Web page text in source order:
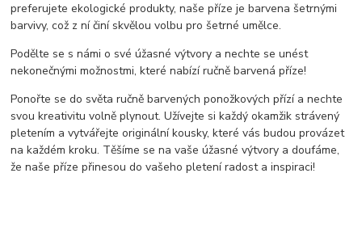
preferujete ekologické produkty, naše příze je barvena šetrnými
barvivy, což z ní činí skvělou volbu pro šetrné umělce.
Podělte se s námi o své úžasné výtvory a nechte se unést
nekonečnými možnostmi, které nabízí ručně barvená příze!
Ponořte se do světa ručně barvených ponožkových přízí a nechte
svou kreativitu volně plynout. Užívejte si každý okamžik strávený
pletením a vytvářejte originální kousky, které vás budou provázet
na každém kroku. Těšíme se na vaše úžasné výtvory a doufáme,
že naše příze přinesou do vašeho pletení radost a inspiraci!